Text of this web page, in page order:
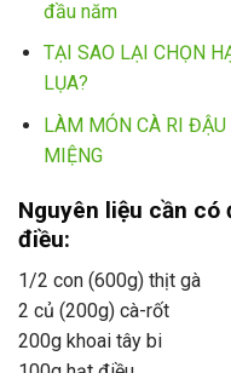
đầu năm
TẠI SAO LẠI CHỌN
LỤA?
LÀM MÓN CÀ RI ĐẬU
MIỆNG
Nguyên liệu cần có
điều:
1/2 con (600g) thịt gà
2 củ (200g) cà-rốt
200g khoai tây bi